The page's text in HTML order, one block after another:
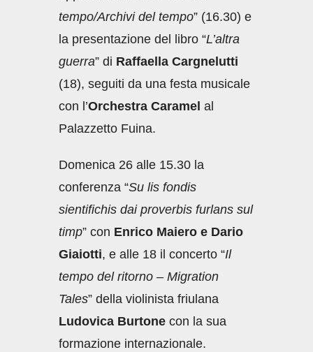
tempo/Archivi del tempo” (16.30) e
la presentazione del libro “L’altra
guerra” di Raffaella Cargnelutti
(18), seguiti da una festa musicale
con l’Orchestra Caramel al
Palazzetto Fuina.
Domenica 26 alle 15.30 la
conferenza “Su lis fondis
sientifichis dai proverbis furlans sul
timp” con Enrico Maiero e Dario
Giaiotti, e alle 18 il concerto “Il
tempo del ritorno – Migration
Tales” della violinista friulana
Ludovica Burtone con la sua
formazione internazionale.